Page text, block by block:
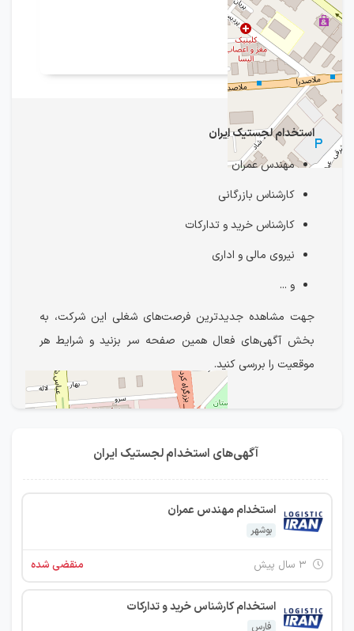
استخدام لجستیک ایران
مهندس عمران
کارشناس بازرگانی
کارشناس خرید و تدارکات
نیروی مالی و اداری
و ...
جهت مشاهده جدیدترین فرصت‌های شغلی این شرکت، به
بخش آگهی‌های فعال همین صفحه سر بزنید و شرایط هر
موقعیت را بررسی کنید.
آگهی‌های استخدام لجستیک ایران
استخدام مهندس عمران
بوشهر
منقضی شده
استخدام کارشناس خرید و تدارکات
فارس